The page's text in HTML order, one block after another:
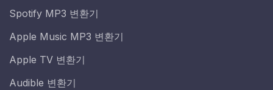
Spotify MP3 변환기
Apple Music MP3 변환기
Apple TV 변환기
Audible 변환기